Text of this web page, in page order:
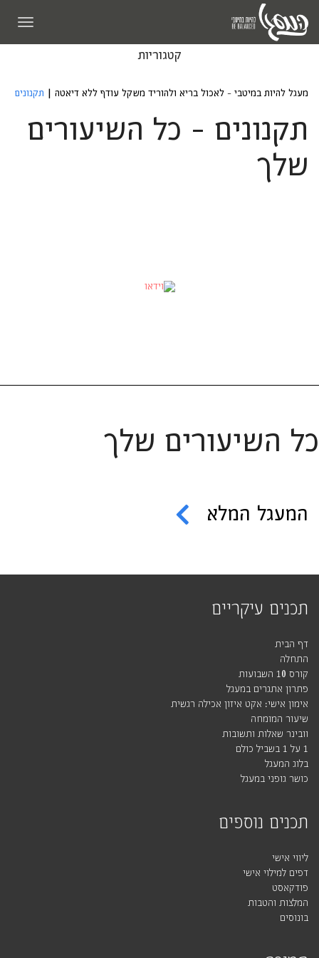
קטגוריות
מעגל להיות במיטבי - לאכול בריא ולהוריד משקל עודף ללא דיאטה | תקנונים
תקנונים - כל השיעורים
שלך
כל השיעורים שלך
המעגל המלא
תכנים עיקריים
דף הבית
התחלה
קורס 10 השבועות
פתרון אתגרים במעגל
אימון אישי: אקט איזון אכילה רגשית
שיעור המומחה
וובינר שאלות ותשובות
1 על 1 בשביל כולם
בלוג המעגל
כושר גופני במעגל
תכנים נוספים
ליווי אישי
דפים למילוי אישי
פודקאסט
המלצות והטבות
בונוסים